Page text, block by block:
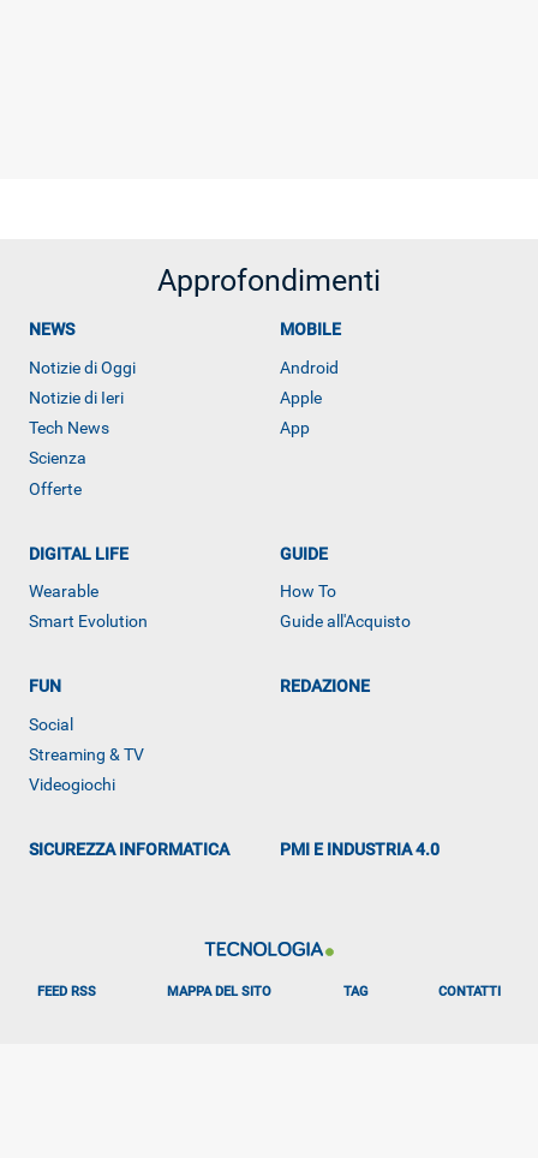
Approfondimenti
NEWS
Notizie di Oggi
Notizie di Ieri
Tech News
Scienza
Offerte
MOBILE
Android
Apple
App
DIGITAL LIFE
Wearable
Smart Evolution
GUIDE
How To
Guide all'Acquisto
FUN
Social
Streaming & TV
Videogiochi
REDAZIONE
SICUREZZA INFORMATICA PMI E INDUSTRIA 4.0
FEED RSS MAPPA DEL SITO TAG CONTATTI